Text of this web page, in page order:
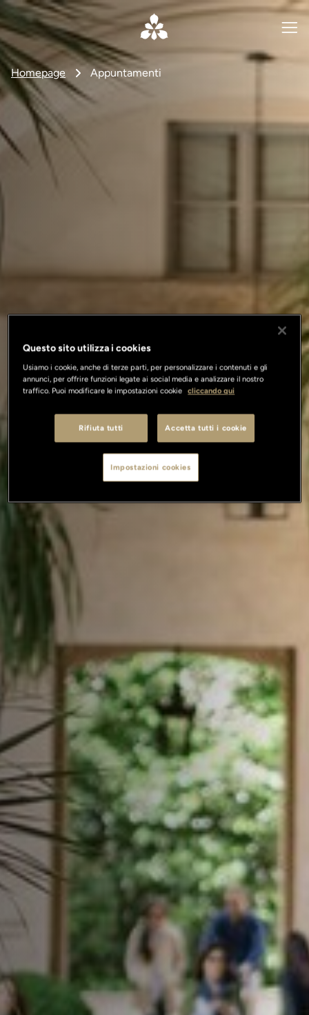
Homepage Appuntamenti
Questo sito utilizza i cookies
Usiamo i cookie, anche di terze parti, per personalizzare i contenuti e gli
annunci, per offrire funzioni legate ai social media e analizzare il nostro
traffico. Puoi modificare le impostazioni cookie cliccando qui
Rifiuta tutti Accetta tutti i cookie
Impostazioni cookies